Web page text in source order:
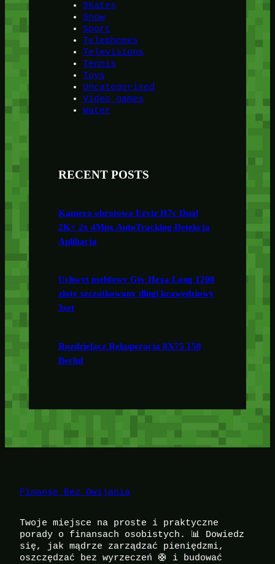
Skates
Snow
Sport
Telephones
Televisions
Tennis
Toys
Uncategorised
Video games
Water
RECENT POSTS
Kamera obrotowa Ezviz H7c Dual
2K+ 2x 4Mpx AutoTracking Detekcja
Aplikacja
Uchwyt meblowy Gtv Hexa Long 1200
złoty szczotkowany długi krawędziowy
3szt
Rozdzielacz Rekuperacja 8X75 150
Berluf
Finanse Bez Owijania
Twoje miejsce na proste i praktyczne
porady o finansach osobistych. 📊 Dowiedz
się, jak mądrze zarządzać pieniędzmi,
oszczędzać bez wyrzeczeń 🛟 i budować